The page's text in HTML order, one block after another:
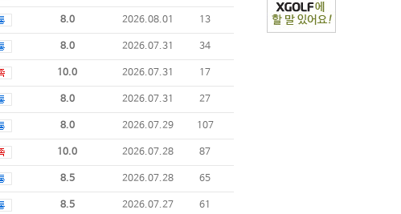
8.0 2026.08.01 13
8.0 2026.07.31 34
10.0 2026.07.31 17
8.0 2026.07.31 27
8.0 2026.07.29 107
10.0 2026.07.28 87
8.5 2026.07.28 65
8.5 2026.07.27 61